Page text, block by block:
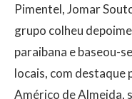
Pimentel, Jomar
grupo colheu
paraibana e baseou-
locais, com destaque
Américo de Almeida,